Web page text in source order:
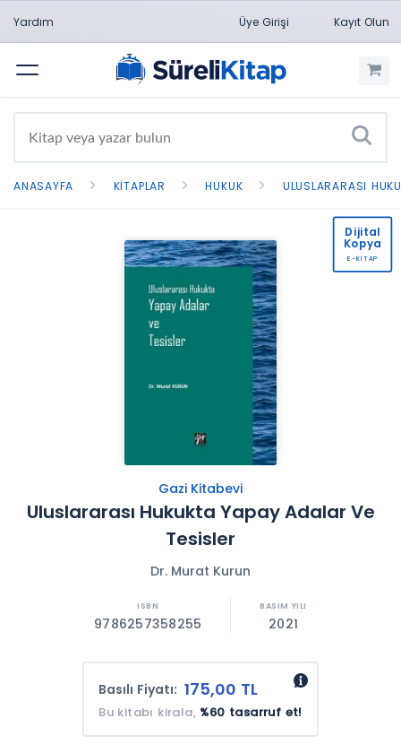
Yardım Üye Girişi Kayıt Olun
Menü
ANASAYFA KITAPLAR HUKUK ULUSLARARASI
Gazi Kitabevi
Uluslararası Hukukta Yapay Adalar Ve
Tesisler
Dr. Murat Kurun
9786257358255 2021
Basılı Fiyatı: 175,00 TL
Bu kitabı kirala, %60 tasarruf et!
Dijital
Kopya
E-KİTAP